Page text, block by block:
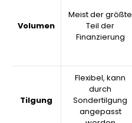
Volumen
Meist der größte
Teil der
Finanzierung
Tilgung
Flexibel, kann
durch
Sondertilgung
angepasst